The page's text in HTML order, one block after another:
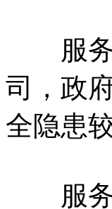
服务
司，政
全隐患
服务